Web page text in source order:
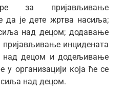
за пријављивање
да је дете жртва насиља;
над децом; додавање
пријављивање инцидената
децом и додељивање
у организацији која ће се
над децом.